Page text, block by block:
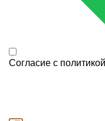
Согласие с